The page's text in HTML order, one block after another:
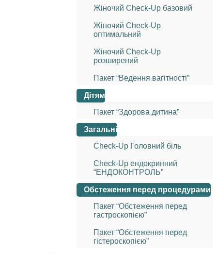
Жіночий Check-Up базовий
Жіночий Check-Up
оптимальний
Жіночий Check-Up
розширений
Пакет “Ведення вагітності”
Дітям
Пакет “Здорова дитина”
Загальні
Check-Up Головний біль
Check-Up ендокринний
“ЕНДОКОНТРОЛЬ”
Обстеження перед процедурами
Пакет “Обстеження перед
гастроскопією”
Пакет “Обстеження перед
гістероскопією”